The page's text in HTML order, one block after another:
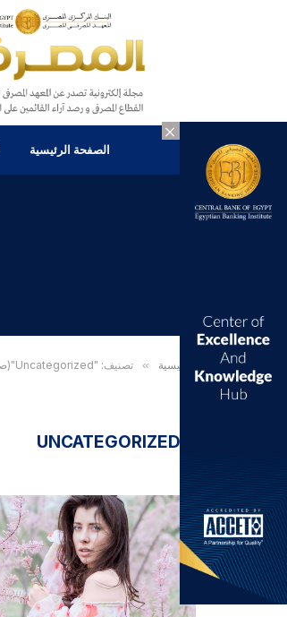
×
الصفحة الرئيسية
الرئيسية » تصنيف: "Uncategorized"(صفحه 9)
UNCATEGORIZED